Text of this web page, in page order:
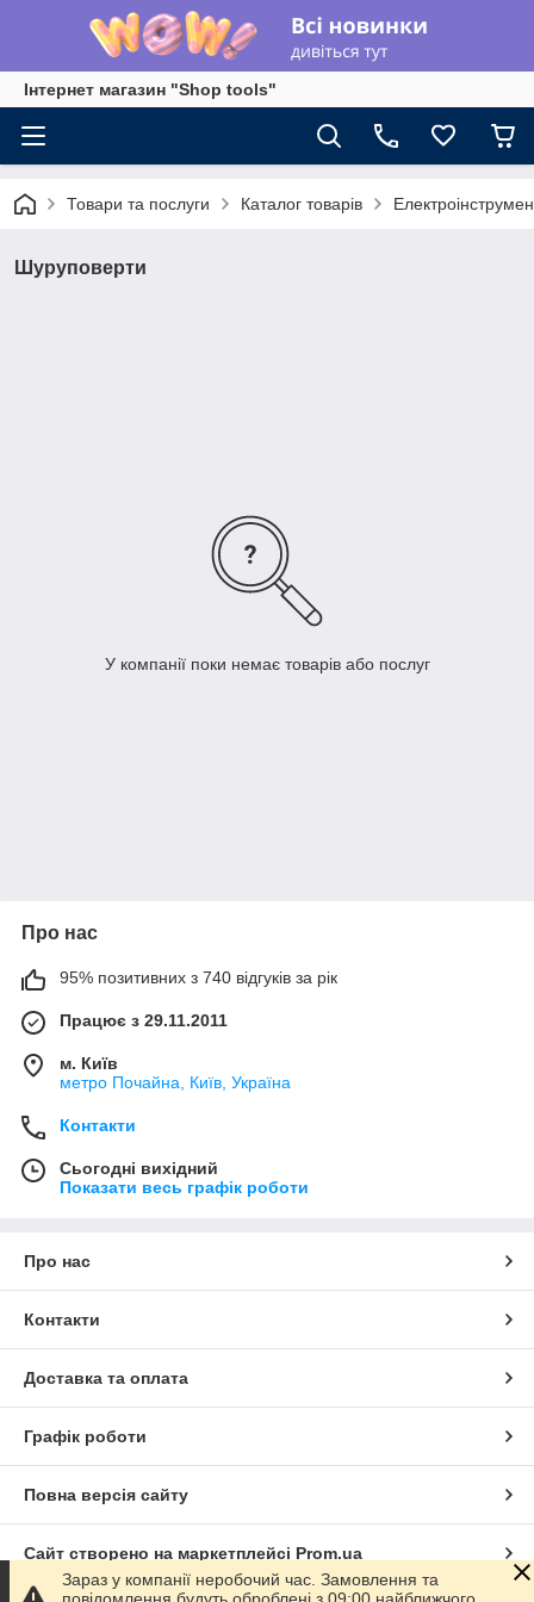
Інтернет магазин "Shop tools"
Товари та послуги Каталог товарів
Шуруповерти
У компанії поки немає товарів або послуг
Про нас
95% позитивних з 740 відгуків за рік
Працює з 29.11.2011
м. Київ
метро Почайна, Київ, Україна
Контакти
Сьогодні вихідний
Показати весь графік роботи
Про нас
Контакти
Доставка та оплата
Графік роботи
Повна версія сайту
Сайт створено на маркетплейсі Prom.ua
Зараз у компанії неробочий час. Замовлення та